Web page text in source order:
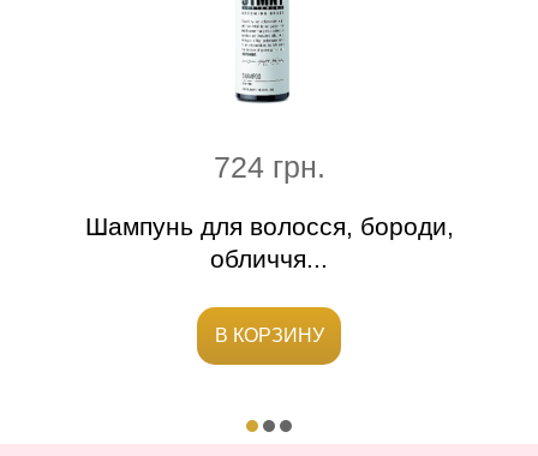
724 грн.
Шампунь для волосся, бороди,
обличчя...
В КОРЗИНУ